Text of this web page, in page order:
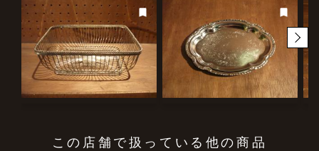
この店舗で扱っている他の商品